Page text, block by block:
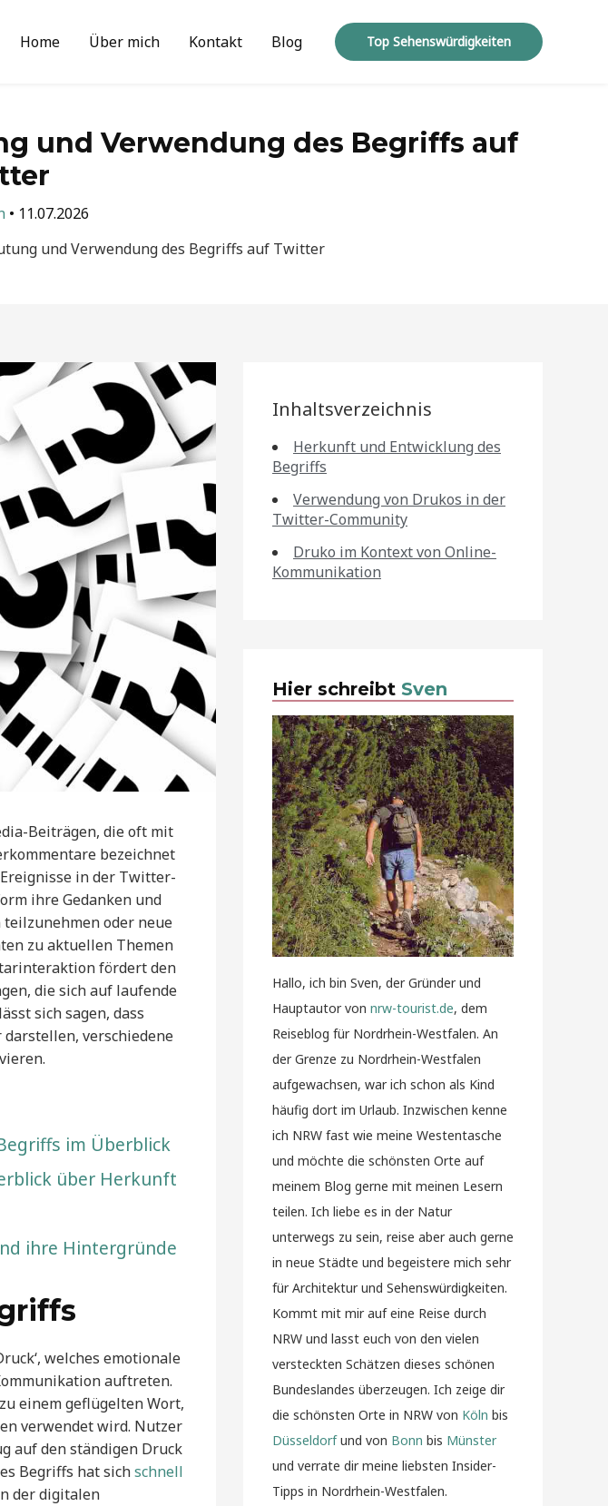
Home Über mich Kontakt Blog Top Sehenswürdigkeiten
und Verwendung des Begriffs auf
• 11.07.2026
und Verwendung des Begriffs auf Twitter
Beiträgen, die oft mit
bezeichnet
in der Twitter-
ihre Gedanken und
oder neue
zu aktuellen Themen
fördert den
die sich auf laufende
sich sagen, dass
verschiedene
im Überblick
über Herkunft
ihre Hintergründe
welches emotionale
auftreten.
einem geflügelten Wort,
verwendet wird. Nutzer
auf den ständigen Druck
Begriffs hat sichschnell
der digitalen
Inhaltsverzeichnis
Herkunft und Entwicklung des
Begriffs
Verwendung von Drukos in der
Twitter-Community
Druko im Kontext von Online-
Kommunikation
Hier schreibt Sven
Hallo, ich bin Sven, der Gründer und
Hauptautor von nrw-tourist.de, dem
Reiseblog für Nordrhein-Westfalen. An
der Grenze zu Nordrhein-Westfalen
aufgewachsen, war ich schon als Kind
häufig dort im Urlaub. Inzwischen kenne
ich NRW fast wie meine Westentasche
und möchte die schönsten Orte auf
meinem Blog gerne mit meinen Lesern
teilen. Ich liebe es in der Natur
unterwegs zu sein, reise aber auch gerne
in neue Städte und begeistere mich sehr
für Architektur und Sehenswürdigkeiten.
Kommt mit mir auf eine Reise durch
NRW und lasst euch von den vielen
versteckten Schätzen dieses schönen
Bundeslandes überzeugen. Ich zeige dir
die schönsten Orte in NRW von Köln bis
Düsseldorfund von Bonn bis Münster
und verrate dir meine liebsten Insider-
Tipps in Nordrhein-Westfalen.